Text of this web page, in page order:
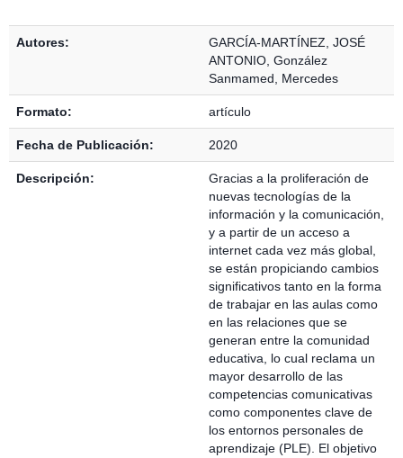
Autores:
GARCÍA-MARTÍNEZ, JOSÉ
ANTONIO González
Sanmamed, Mercedes
Formato: artículo
Fecha de Publicación: 2020
Descripción:
Gracias a la proliferación de
nuevas tecnologías de la
información y la comunicación,
y a partir de un acceso a
internet cada vez más global,
se están propiciando cambios
significativos tanto en la forma
de trabajar en las aulas como
en las relaciones que se
generan entre la comunidad
educativa, lo cual reclama un
mayor desarrollo de las
competencias comunicativas
como componentes clave de
los entornos personales de
aprendizaje (PLE). El objetivo